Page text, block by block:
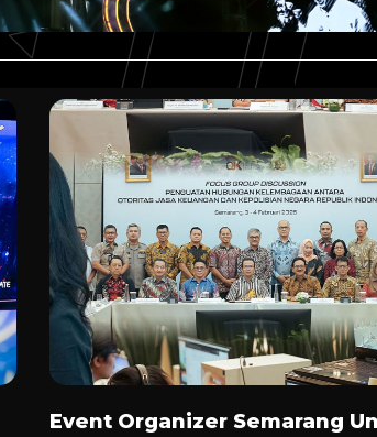
Event Organizer Semarang